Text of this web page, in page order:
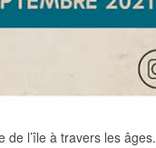
de l’île à travers les âges.